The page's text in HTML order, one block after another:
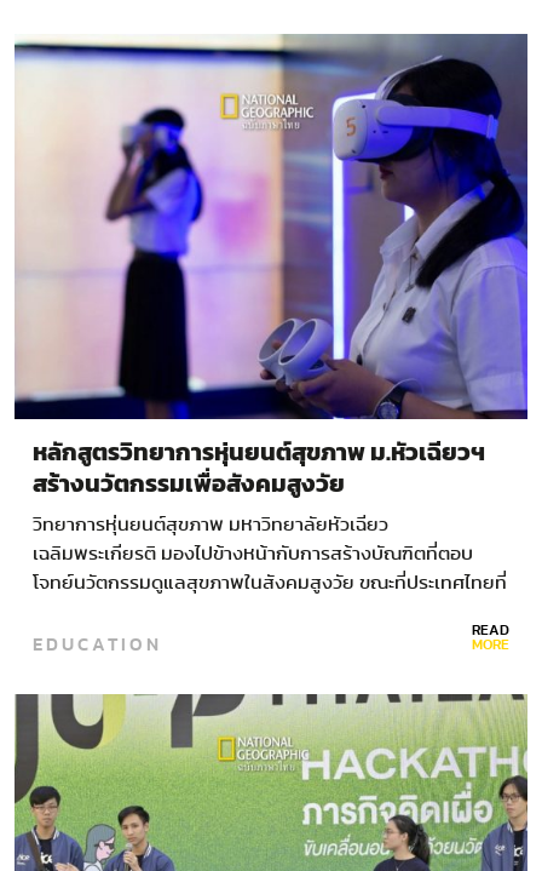
หลักสูตรวิทยาการหุ่นยนต์สุขภาพ ม.หัวเฉียวฯ
สร้างนวัตกรรมเพื่อสังคมสูงวัย
วิทยาการหุ่นยนต์สุขภาพ มหาวิทยาลัยหัวเฉียว
เฉลิมพระเกียรติ มองไปข้างหน้ากับการสร้างบัณฑิตที่ตอบ
โจทย์นวัตกรรมดูแลสุขภาพในสังคมสูงวัย ขณะที่ประเทศไทยที่
และเทคโนโลยีเติบโตขึ้นและเข้ามาช่วยในเรื่องความสะดวก
ทศวรรษก่อนหน้า ทั้งหน้าบ้านอย่างหุ่นยนต์ดินสอ หรือหลัง
บ้านอย่างหุ่นยนต์จัดยา…
EDUCATION READ
MORE